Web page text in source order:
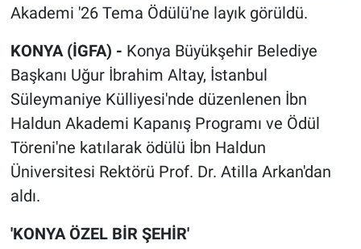
Akademi '26 Tema Ödülü'ne layık görüldü.
KONYA (İGFA) - Konya Büyükşehir Belediye
Başkanı Uğur İbrahim Altay, İstanbul
Süleymaniye Külliyesi'nde düzenlenen İbn
Haldun Akademi Kapanış Programı ve Ödül
Töreni'ne katılarak ödülü İbn Haldun
Üniversitesi Rektörü Prof. Dr. Atilla Arkan'dan
aldı.
'KONYA ÖZEL BİR ŞEHİR'